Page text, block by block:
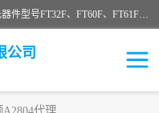
深圳悟芯电子科技有限公司目前主营的电子元器件型号FT32F、FT60F、FT61F、FT62F、FT64F、FT61FC、MCU EEPROM MOS LDO 稳压管 触摸IC DC-DC AC-DC 协议IC等，广泛应用于LED射灯、LED日光灯、等诸多领域。
公司